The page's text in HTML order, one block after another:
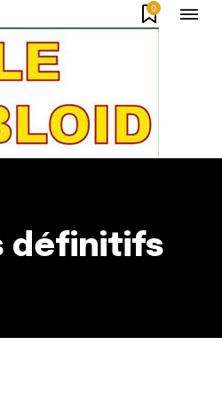
0
définitifs